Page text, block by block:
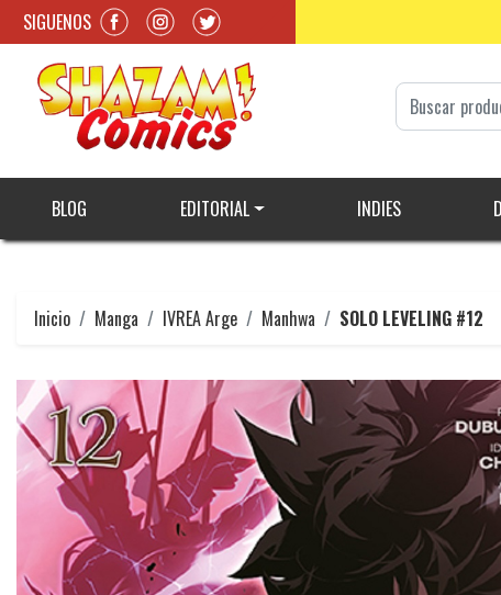
SIGUENOS
BLOG EDITORIAL INDIES
Inicio Manga IVREA Arge Manhwa SOLO LEVELING #12